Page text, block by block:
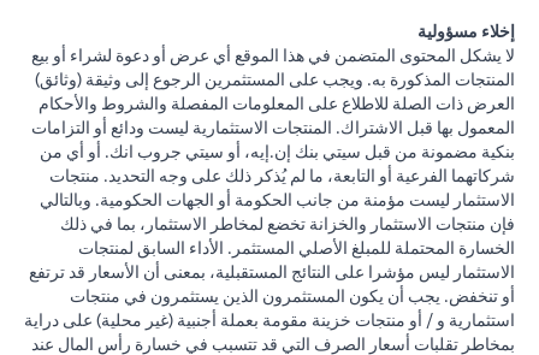
إخلاء مسؤولية
لا يشكل المحتوى المتضمن في هذا الموقع أي عرض أو دعوة لشراء أو بيع
المنتجات المذكورة به. ويجب على المستثمرين الرجوع إلى وثيقة (وثائق)
العرض ذات الصلة للاطلاع على المعلومات المفصلة والشروط والأحكام
المعمول بها قبل الاشتراك. المنتجات الاستثمارية ليست ودائع أو التزامات
بنكية مضمونة من قبل سيتي بنك إن.إيه، أو سيتي جروب انك. أو أي من
شركاتهما الفرعية أو التابعة، ما لم يُذكر ذلك على وجه التحديد. منتجات
الاستثمار ليست مؤمنة من جانب الحكومة أو الجهات الحكومية. وبالتالي
فإن منتجات الاستثمار والخزانة تخضع لمخاطر الاستثمار، بما في ذلك
الخسارة المحتملة للمبلغ الأصلي المستثمر. الأداء السابق لمنتجات
الاستثمار ليس مؤشرا على النتائج المستقبلية، بمعنى أن الأسعار قد ترتفع
أو تنخفض. يجب أن يكون المستثمرون الذين يستثمرون في منتجات
استثمارية و / أو منتجات خزينة مقومة بعملة أجنبية (غير محلية) على دراية
بمخاطر تقلبات أسعار الصرف التي قد تتسبب في خسارة رأس المال عند